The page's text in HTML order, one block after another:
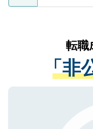
ているすべて
は、個人情
管理基準を
る、プライ
で、機密保
かがいして
経験をまじ
させていた
ない方には
ので、まずは
転職
「非